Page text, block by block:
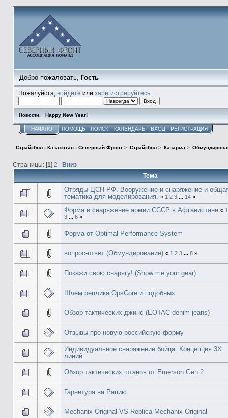
Добро пожаловать, Гость
Пожалуйста, войдите или зарегистрируйтесь.
Новости: Happy New Year!
НАЧАЛО ПОМОЩЬ ПОИСК КАЛЕНДАРЬ ВХОД РЕГИСТРАЦИЯ
Страйкбол - Казахстан - Северный Фронт> Страйкбол > Казарма >
Страницы: [1] 2
Вниз
Тема
Отряды ЦСН РФ. Вооружение и снаряжение и
тематика для моделирования.
« 1 2 3 ... 14»
Форма и снаряжение армии СССР в Афганистане « 1
3 ... 6»
Форма от Optimal Performance System
вопрос-ответ (Обмундирование) « 1 2 3 ... 8»
Покажи свою снарягу! (Show me your gear)
Шлем реплика OpsCore и подобных
Обзор тактических джинс (EOTAC denim jeans)
Отзывы про новую российскую форму
Индивидуальное снаряжение бойца. Концепция 3Х
линий
Обзор тактических штанов от Emerson Gen 2
Гарнитура на Рацию
Mechanix Original VS Replica Mechanix Original